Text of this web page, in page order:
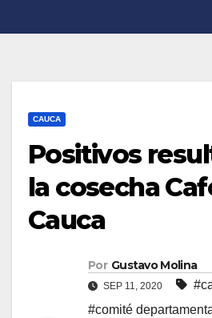
CAUCA
Positivos
la cosecha
Cauca
Por Gustavo Molina
SEP 11, 2020
#comité